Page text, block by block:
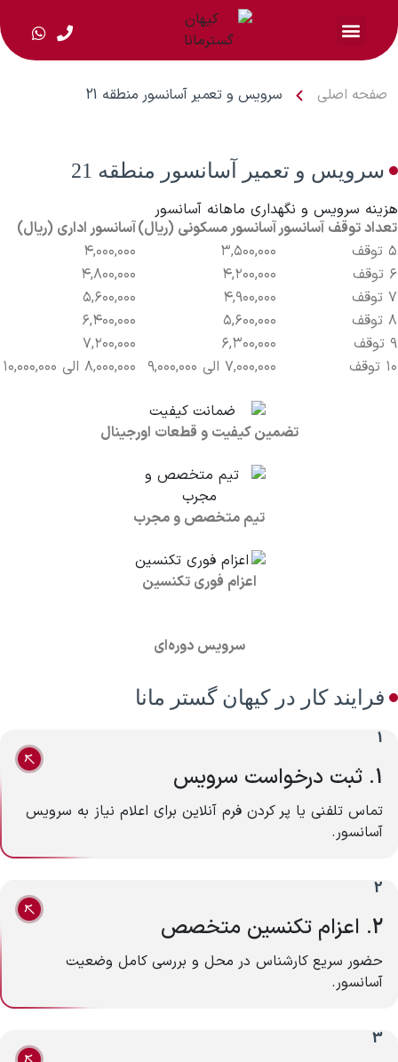
صفحه اصلی سرویس و تعمیر آسانسور منطقه 21
سرویس و تعمیر آسانسور منطقه 21
هزینه سرویس و نگهداری ماهانه آسانسور
تعداد توقف آسانسورآسانسور مسکونی (ریال)آسانسور اداری (ریال)
۵ توقف
۳,۵۰۰,۰۰۰
۴,۰۰۰,۰۰۰
۶ توقف
۴,۲۰۰,۰۰۰
۴,۸۰۰,۰۰۰
۷ توقف
۴,۹۰۰,۰۰۰
۵,۶۰۰,۰۰۰
۸ توقف
۵,۶۰۰,۰۰۰
۶,۴۰۰,۰۰۰
۹ توقف
۶,۳۰۰,۰۰۰
۷,۲۰۰,۰۰۰
۱۰ توقف
۷,۰۰۰,۰۰۰ الی ۹,۰۰۰,۰۰۰ ۸,۰۰۰,۰۰۰ الی ۱۰,۰۰۰,۰۰۰
تضمین کیفیت و قطعات اورجینال
تیم متخصص و مجرب
اعزام فوری تکنسین
سرویس دوره‌ای
فرایند کار در کیهان گستر مانا
1
1. ثبت درخواست سرویس
تماس تلفنی یا پر کردن فرم آنلاین برای اعلام نیاز به سرویس
آسانسور.
2
2. اعزام تکنسین متخصص
حضور سریع کارشناس در محل و بررسی کامل وضعیت
آسانسور.
3